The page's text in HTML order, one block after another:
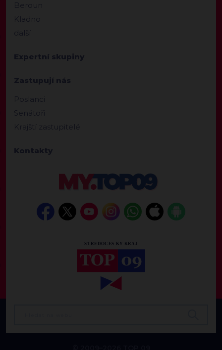
Beroun
Kladno
další
Expertní skupiny
Zastupují nás
Poslanci
Senátoři
Krajští zastupitelé
Kontakty